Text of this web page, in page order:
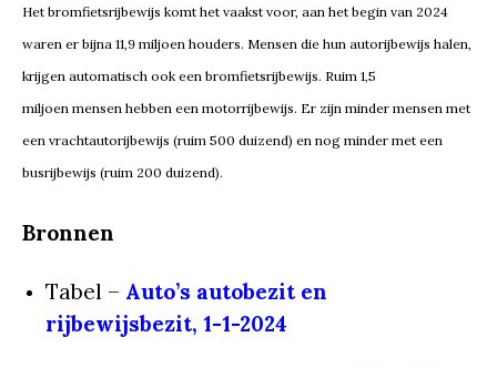
Het bromfietsrijbewijs komt het vaakst voor, aan het begin van 2024
waren er bijna 11,9 miljoen houders. Mensen die hun autorijbewijs halen,
krijgen automatisch ook een bromfietsrijbewijs. Ruim 1,5
miljoen mensen hebben een motorrijbewijs. Er zijn minder mensen met
een vrachtautorijbewijs (ruim 500 duizend) en nog minder met een
busrijbewijs (ruim 200 duizend).
Bronnen
Tabel – Auto’s autobezit en
rijbewijsbezit, 1-1-2024